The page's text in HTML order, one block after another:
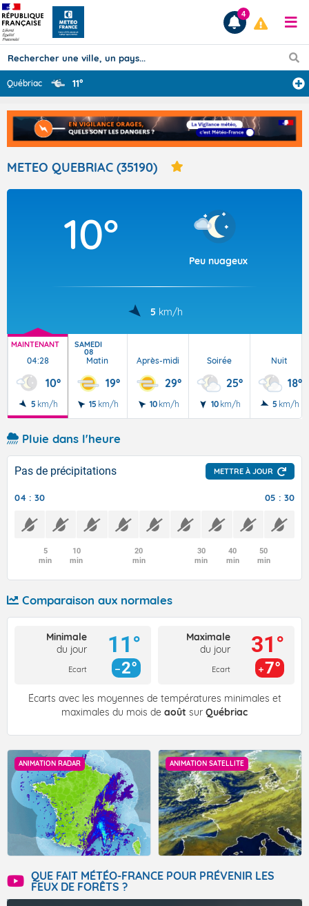
Prévisions
TOUS LES RÉSULTATS
Articles
4
Québriac 11°
METEO QUEBRIAC (35190)
10°
Peu nuageux
5 km/h
MAINTENANT
04:28
10°
5 km/h
SAMEDI
08
Matin
19°
15 km/h
Après-midi
29°
10 km/h
Soirée
25°
10 km/h
Nuit
18°
5 km/h
Pluie dans l'heure
Pas de précipitations METTRE À JOUR
04 : 30 05 : 30
5
min
10
min
20
min
30
min
40
min
50
min
Comparaison aux normales
Minimale
du jour
Ecart
11°
2°
Maximale
du jour
Ecart
31°
7°
Écarts avec les moyennes de températures minimales et
maximales du mois de août sur Québriac
ANIMATION RADAR ANIMATION SATELLITE
QUE FAIT MÉTÉO-FRANCE POUR PRÉVENIR LES
FEUX DE FORÊTS ?